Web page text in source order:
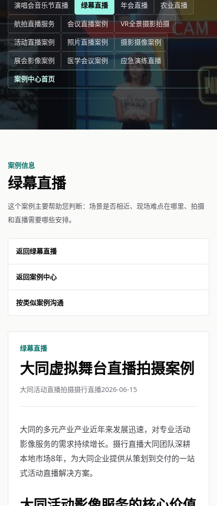
演唱会音乐节直播
绿幕直播 年会直播
农业直播
航拍直播服务
会议直播案例
VR全景摄影拍摄
活动直播案例
照片直播案例
摄影摄像案例
展会影像案例
医学会议案例
应急演练直播
案例中心首页
案例信息
绿幕直播
这个案例主要帮助您判断：场景是否相近、现场难点在哪里、拍摄
和直播需要哪些安排。
返回绿幕直播
返回案例中心
按类似案例沟通
绿幕直播
大同虚拟舞台直播拍摄案例
大同活动直播拍摄摄行直播2026-06-15
大同的多元产业产业近年来发展迅速，对专业活动
影像服务的需求持续增长。摄行直播大同团队深耕
本地市场8年，为大同企业提供从策划到交付的一站
式活动直播解决方案。